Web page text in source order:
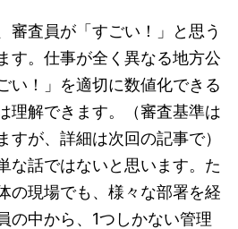
審査員が「すごい！」と思う
す。仕事が全く異なる地方公
い！」を適切に数値化できる
理解できます。（審査基準は
すが、詳細は次回の記事で）
な話ではないと思います。た
の現場でも、様々な部署を経
の中から、1つしかない管理